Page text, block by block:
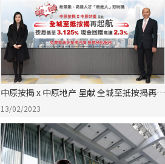
中原按揭 x 中原地产 呈献 全城至抵按揭再起
航
13/02/2023